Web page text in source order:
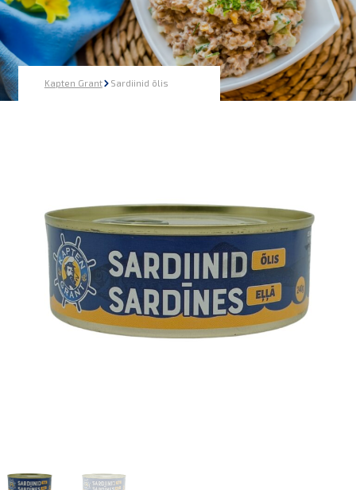
Kapten Grant Sardiinid õlis